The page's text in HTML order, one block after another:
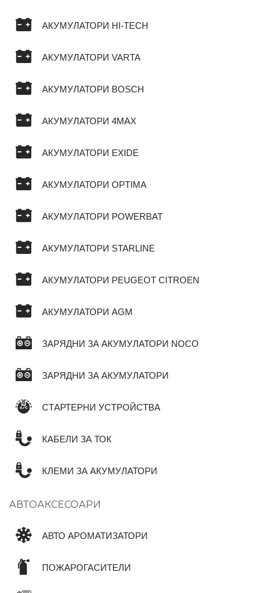
АКУМУЛАТОРИ HI-TECH
АКУМУЛАТОРИ VARTA
АКУМУЛАТОРИ BOSCH
АКУМУЛАТОРИ 4MAX
АКУМУЛАТОРИ EXIDE
АКУМУЛАТОРИ OPTIMA
АКУМУЛАТОРИ POWERBAT
АКУМУЛАТОРИ STARLINE
АКУМУЛАТОРИ PEUGEOT CITROEN
АКУМУЛАТОРИ AGM
ЗАРЯДНИ ЗА АКУМУЛАТОРИ NOCO
ЗАРЯДНИ ЗА АКУМУЛАТОРИ
СТАРТЕРНИ УСТРОЙСТВА
КАБЕЛИ ЗА ТОК
КЛЕМИ ЗА АКУМУЛАТОРИ
АВТОАКСЕСОАРИ
АВТО АРОМАТИЗАТОРИ
ПОЖАРОГАСИТЕЛИ